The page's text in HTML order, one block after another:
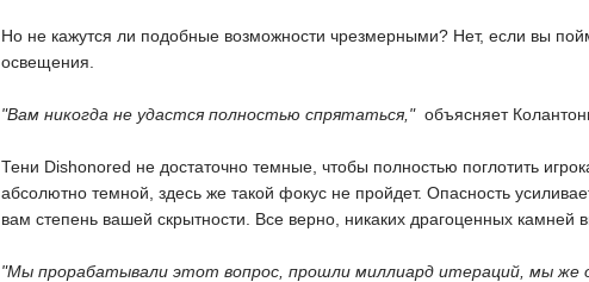
Но не кажутся ли подобные возможности чрезмерными? Нет, если вы
освещения.
"Вам никогда не удастся полностью спрятаться," объясняет
Тени Dishonored не достаточно темные, чтобы полностью поглотить
абсолютно темной, здесь же такой фокус не пройдет. Опасность
вам степень вашей скрытности. Все верно, никаких драгоценных камней
"Мы прорабатывали этот вопрос, прошли миллиард итераций, мы же